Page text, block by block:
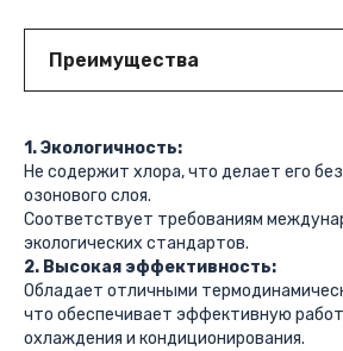
1. Экологичность:
Не содержит хлора, что делает его
озонового слоя.
Соответствует требованиям
экологических стандартов.
2. Высокая эффективность:
Обладает отличными
что обеспечивает эффективную
охлаждения и кондиционирования.